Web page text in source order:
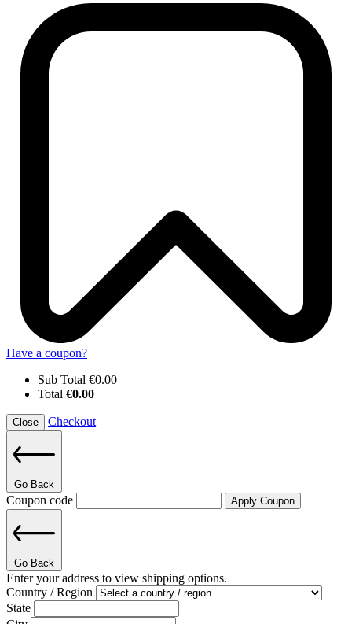
Have a coupon?
Sub Total €0.00
Total €0.00
Close Checkout
Go Back
Coupon code Apply Coupon
Go Back
Enter your address to view shipping options.
Country / Region
State